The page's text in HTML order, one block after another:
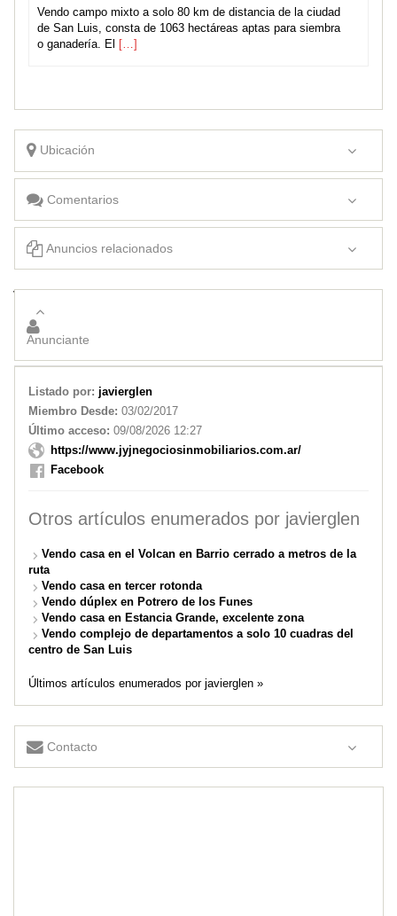
Vendo campo mixto a solo 80 km de distancia de la ciudad
de San Luis, consta de 1063 hectáreas aptas para siembra
o ganadería. El
[…]
Ubicación
Comentarios
Anuncios relacionados
Vendo casa en Barrio Dupuy (Juana Koslay)
Anunciante
Listado por: javierglen
Miembro Desde: 03/02/2017
Último acceso: 09/08/2026 12:27
https://www.jyjnegociosinmobiliarios.com.ar/
Facebook
Otros artículos enumerados por javierglen
Vendo casa en el Volcan en Barrio cerrado a metros de la
ruta
Vendo casa en tercer rotonda
Vendo dúplex en Potrero de los Funes
Vendo casa en Estancia Grande, excelente zona
Vendo complejo de departamentos a solo 10 cuadras del
centro de San Luis
Últimos artículos enumerados por javierglen »
Contacto